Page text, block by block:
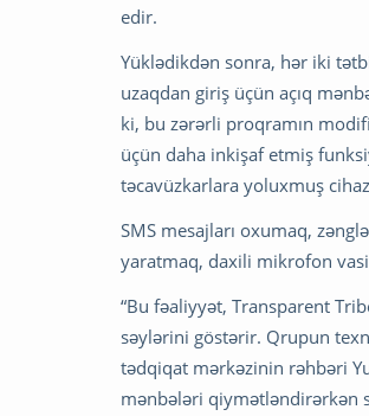
edir.
Yüklədikdən sonra, hər iki
uzaqdan giriş üçün açıq
ki, bu zərərli proqramın
üçün daha inkişaf etmiş
təcavüzkarlara yoluxmuş
SMS mesajları oxumaq,
yaratmaq, daxili mikrofon
“Bu fəaliyyət, Transparent
səylərini göstərir. Qrupun
tədqiqat mərkəzinin rəhbəri
mənbələri qiymətləndirərkən